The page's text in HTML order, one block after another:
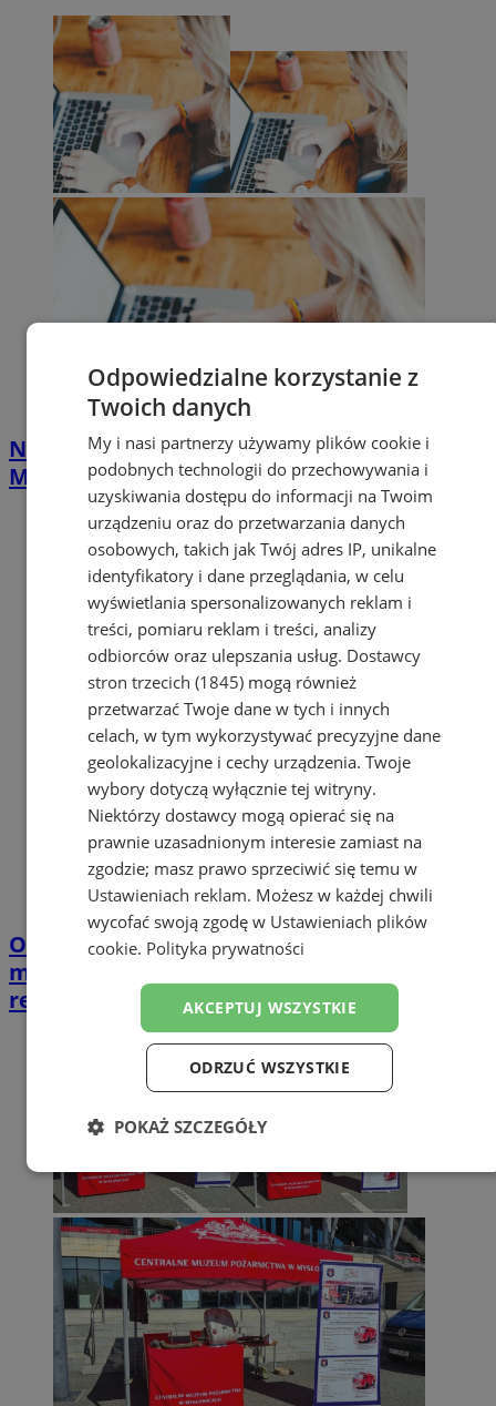
Nawet 42 tys. zł na własną firmę w
Mysłowicach. PUP rusza z naborem
Opiekujesz się bliską osobą? Ta ankieta
może wpłynąć na przyszłe wsparcie w
regionie
Odpowiedzialne korzystanie z
Twoich danych
My i nasi partnerzy używamy plików cookie i
podobnych technologii do przechowywania i
uzyskiwania dostępu do informacji na Twoim
urządzeniu oraz do przetwarzania danych
osobowych, takich jak Twój adres IP, unikalne
identyfikatory i dane przeglądania, w celu
wyświetlania spersonalizowanych reklam i
treści, pomiaru reklam i treści, analizy
odbiorców oraz ulepszania usług. Dostawcy
stron trzecich (1845) mogą również
przetwarzać Twoje dane w tych i innych
celach, w tym wykorzystywać precyzyjne dane
geolokalizacyjne i cechy urządzenia. Twoje
wybory dotyczą wyłącznie tej witryny.
Niektórzy dostawcy mogą opierać się na
prawnie uzasadnionym interesie zamiast na
zgodzie; masz prawo sprzeciwić się temu w
Ustawieniach reklam. Możesz w każdej chwili
wycofać swoją zgodę w Ustawieniach plików
cookie. Polityka prywatności
AKCEPTUJ WSZYSTKIE
ODRZUĆ WSZYSTKIE
POKAŻ SZCZEGÓŁY
Niezbędne Wydajność Targetowanie
Funkcjonalność Niesklasyfikowane